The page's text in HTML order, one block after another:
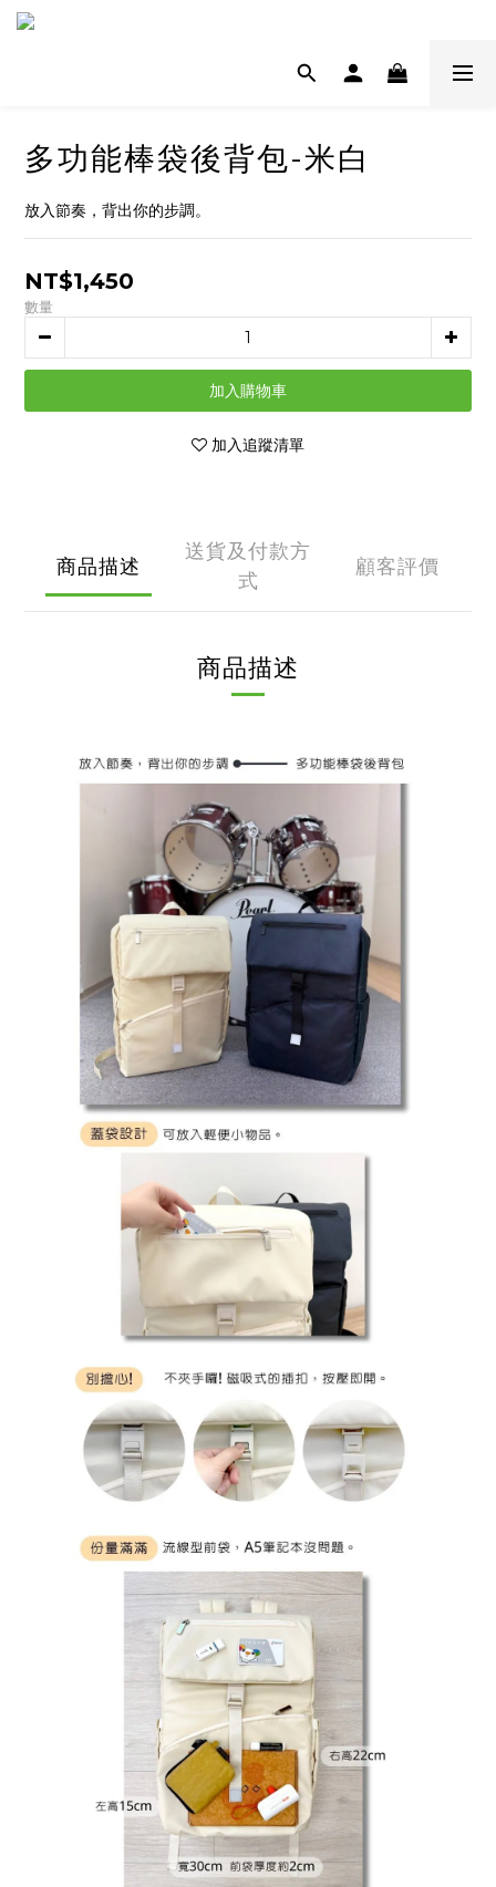
多功能棒袋後背包-米白
放入節奏，背出你的步調。
NT$1,450
數量
加入購物車
加入追蹤清單
商品描述
送貨及付款方
式
顧客評價
商品描述